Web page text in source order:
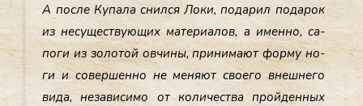
А пос­ле Ку­пала снил­ся Ло­ки, по­дарил по­дарок
из не­сущес­тву­ющих ма­тери­алов, а имен­но, са­
поги из зо­лотой ов­чи­ны, при­нима­ют фор­му но­
ги и со­вер­шенно не ме­ня­ют сво­его внеш­не­го
ви­да, не­зави­симо от ко­личес­тва прой­ден­ных